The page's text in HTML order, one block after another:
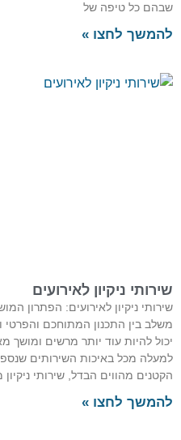
כל טיפה של
לחצו »
ניקיון לאירועים
ניקיון לאירועים: הפתרון
בין התכנון המתוחכם והפרטי
להיות עוד יותר מרשים ומושך
מכל באיכות השירותים שנספק
מהווים הבדל, שירותי ניקיון
לחצו »